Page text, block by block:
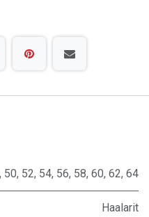
, 50, 52, 54, 56, 58, 60, 62, 64
Haalarit